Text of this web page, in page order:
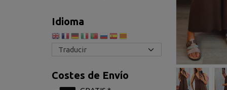
Idioma
Costes de Envío